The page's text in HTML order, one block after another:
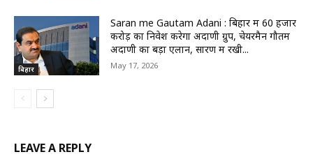
बिहार
Saran me Gautam Adani : बिहार में 60 हजार
करोड़ का निवेश करेगा अदाणी ग्रुप, चेयरमैन गौतम
अदाणी का बड़ा एलान, सारण में रखी...
May 17, 2026
LEAVE A REPLY